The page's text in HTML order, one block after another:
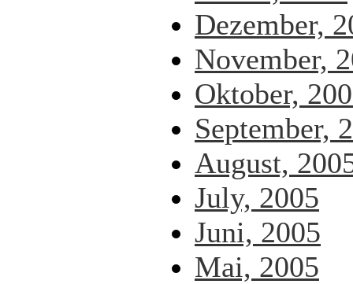
Dezember,
November,
Oktober,
September,
August,
July, 2005
Juni, 2005
Mai, 2005